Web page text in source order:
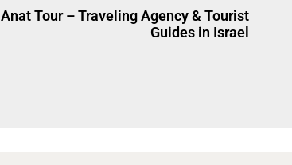
Anat Tour – Traveling Agency & Tourist
Guides in Israel